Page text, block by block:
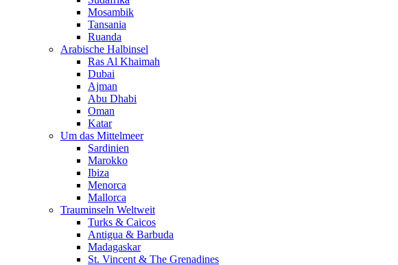
Mosambik
Tansania
Ruanda
Arabische Halbinsel
Ras Al Khaimah
Dubai
Ajman
Abu Dhabi
Oman
Katar
Um das Mittelmeer
Sardinien
Marokko
Ibiza
Menorca
Mallorca
Trauminseln Weltweit
Turks & Caicos
Antigua & Barbuda
Madagaskar
St. Vincent & The Grenadines